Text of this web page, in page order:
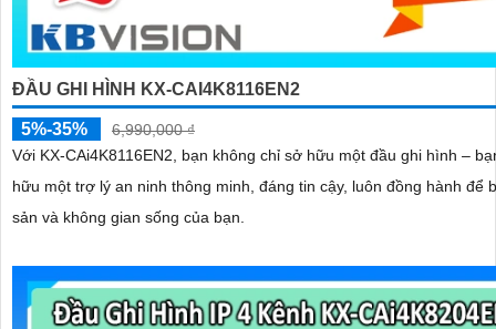
ĐẦU GHI HÌNH KX-CAI4K8116EN2
5%-35%
6,990,000 ₫
Với KX‑CAi4K8116EN2, bạn không chỉ sở hữu một đầu ghi hình –
hữu một trợ lý an ninh thông minh, đáng tin cậy, luôn đồng hành để
sản và không gian sống của bạn.